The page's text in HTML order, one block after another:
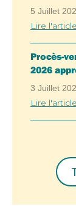
5 Juillet
Lire
Procès-
2026
3 Juillet
Lire